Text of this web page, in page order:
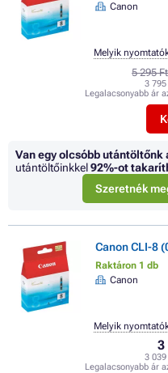
Canon
5 295 Ft
3 795
Legalacsonyabb ár
Melyik
Van egy olcsóbb utántöltőnk
utántöltőinkkel92%-ot
Szeretnék
Canon CLI-8
Raktáron 1 db
Canon
3
3
Legalacsonyabb ár
Melyik